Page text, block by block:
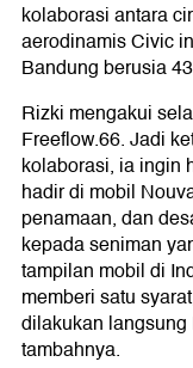
kolaborasi antara
aerodinamis Civic
Bandung berusia
Rizki mengakui
Freeflow.66. Jadi
kolaborasi, ia ingin
hadir di mobil
penamaan, dan
kepada seniman
tampilan mobil di
memberi satu
dilakukan
tambahnya.